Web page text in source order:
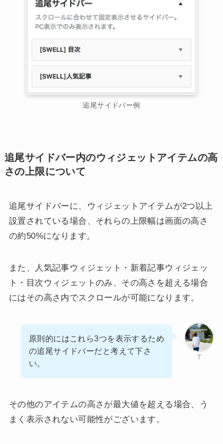
追尾サイドバー例
追尾サイドバー内のウィジェットアイテムの高
さの上限について
追尾サイドバーに、ウィジェットアイテムが2つ以上
設置されている場合、それらの上限幅は画面の高さ
の約50%になります。
また、人気記事ウィジェット・新着記事ウィジェッ
ト・目次ウィジェットのみ、その高さを超える場合
にはその高さ内でスクロールが可能になります。
了
原則的にはこれら3つを表示するため
の追尾サイドバーだと考えて下さ
い。
その他のアイテムの高さが最大値を超える場合、う
まく表示されない可能性がございます。